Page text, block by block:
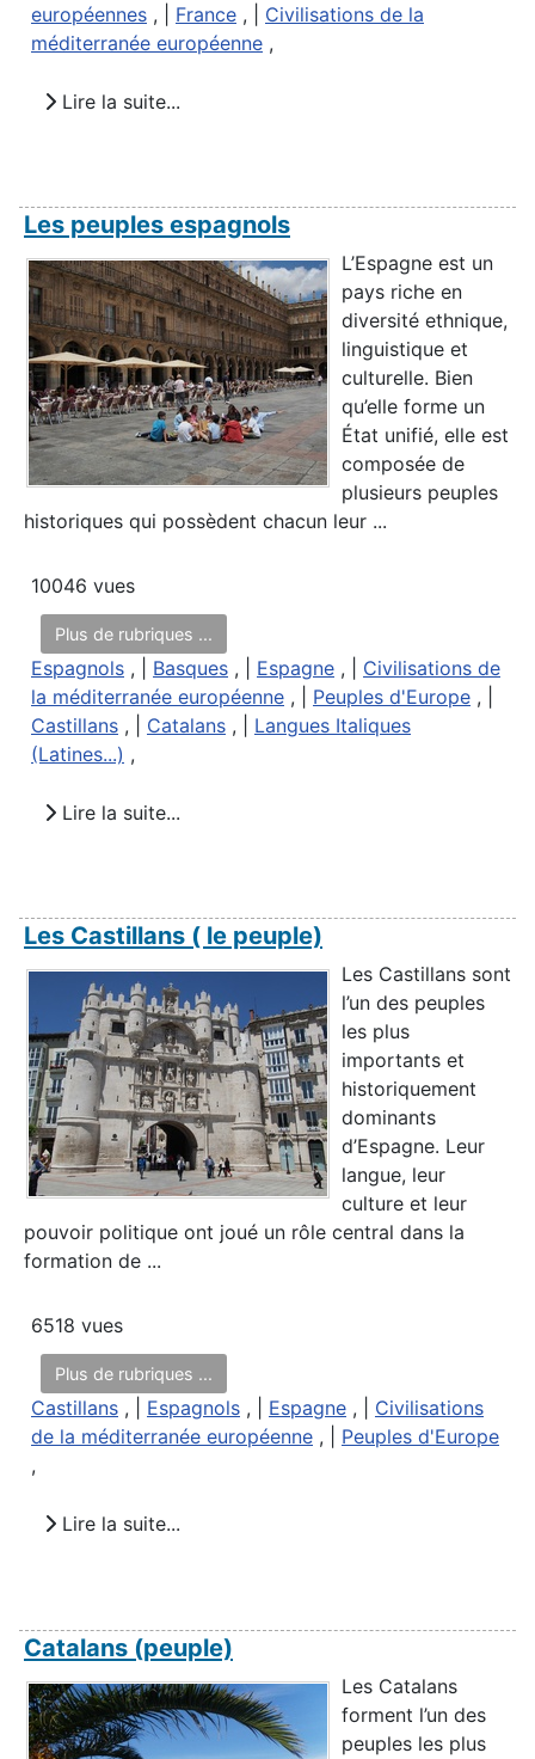
européennes , | France , | Civilisations de la
méditerranée européenne ,
Lire la suite...
Les peuples espagnols
L’Espagne est un
pays riche en
diversité ethnique,
linguistique et
culturelle. Bien
qu’elle forme un
État unifié, elle est
composée de
plusieurs peuples
historiques qui possèdent chacun leur ...
10046 vues
Plus de rubriques ...
Espagnols , | Basques , | Espagne , | Civilisations de
la méditerranée européenne , | Peuples d'Europe , |
Castillans , | Catalans , | Langues Italiques
(Latines...) ,
Lire la suite...
Les Castillans ( le peuple)
Les Castillans sont
l’un des peuples
les plus
importants et
historiquement
dominants
d’Espagne. Leur
langue, leur
culture et leur
pouvoir politique ont joué un rôle central dans la
formation de ...
6518 vues
Plus de rubriques ...
Castillans , | Espagnols , | Espagne , | Civilisations
de la méditerranée européenne , | Peuples d'Europe
,
Lire la suite...
Catalans (peuple)
Les Catalans
forment l’un des
peuples les plus